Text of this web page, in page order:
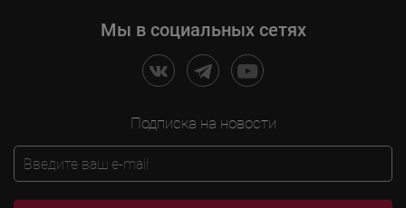
Мы в социальных сетях
Подписка на новости